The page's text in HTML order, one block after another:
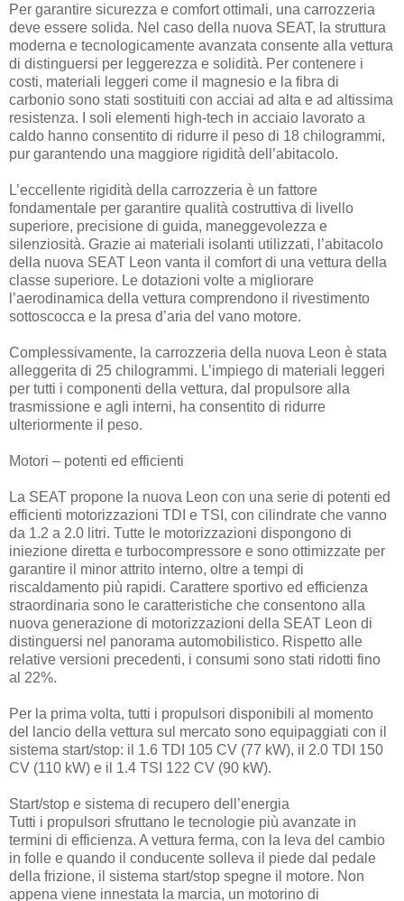
Per garantire sicurezza e comfort ottimali, una carrozzeria
deve essere solida. Nel caso della nuova SEAT, la struttura
moderna e tecnologicamente avanzata consente alla vettura
di distinguersi per leggerezza e solidità. Per contenere i
costi, materiali leggeri come il magnesio e la fibra di
carbonio sono stati sostituiti con acciai ad alta e ad altissima
resistenza. I soli elementi high-tech in acciaio lavorato a
caldo hanno consentito di ridurre il peso di 18 chilogrammi,
pur garantendo una maggiore rigidità dell’abitacolo.
L’eccellente rigidità della carrozzeria è un fattore
fondamentale per garantire qualità costruttiva di livello
superiore, precisione di guida, maneggevolezza e
silenziosità. Grazie ai materiali isolanti utilizzati, l’abitacolo
della nuova SEAT Leon vanta il comfort di una vettura della
classe superiore. Le dotazioni volte a migliorare
l’aerodinamica della vettura comprendono il rivestimento
sottoscocca e la presa d’aria del vano motore.
Complessivamente, la carrozzeria della nuova Leon è stata
alleggerita di 25 chilogrammi. L’impiego di materiali leggeri
per tutti i componenti della vettura, dal propulsore alla
trasmissione e agli interni, ha consentito di ridurre
ulteriormente il peso.
Motori – potenti ed efficienti
La SEAT propone la nuova Leon con una serie di potenti ed
efficienti motorizzazioni TDI e TSI, con cilindrate che vanno
da 1.2 a 2.0 litri. Tutte le motorizzazioni dispongono di
iniezione diretta e turbocompressore e sono ottimizzate per
garantire il minor attrito interno, oltre a tempi di
riscaldamento più rapidi. Carattere sportivo ed efficienza
straordinaria sono le caratteristiche che consentono alla
nuova generazione di motorizzazioni della SEAT Leon di
distinguersi nel panorama automobilistico. Rispetto alle
relative versioni precedenti, i consumi sono stati ridotti fino
al 22%.
Per la prima volta, tutti i propulsori disponibili al momento
del lancio della vettura sul mercato sono equipaggiati con il
sistema start/stop: il 1.6 TDI 105 CV (77 kW), il 2.0 TDI 150
CV (110 kW) e il 1.4 TSI 122 CV (90 kW).
Start/stop e sistema di recupero dell’energia
Tutti i propulsori sfruttano le tecnologie più avanzate in
termini di efficienza. A vettura ferma, con la leva del cambio
in folle e quando il conducente solleva il piede dal pedale
della frizione, il sistema start/stop spegne il motore. Non
appena viene innestata la marcia, un motorino di